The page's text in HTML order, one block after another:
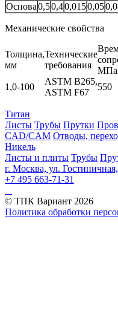
Основа0,50,40,0150,05
Механические свойства
Толщина,
мм
Технические
требования
МПа,
1,0-100
ASTM B265,
ASTM F67
550
Титан
Листы Трубы Прутки
CAD/CAM Отводы,
Никель
Листы и плиты Трубы
г. Москва, ул.
+7 495 663-71-31
© ТПК Вариант 2026
Политика обработки